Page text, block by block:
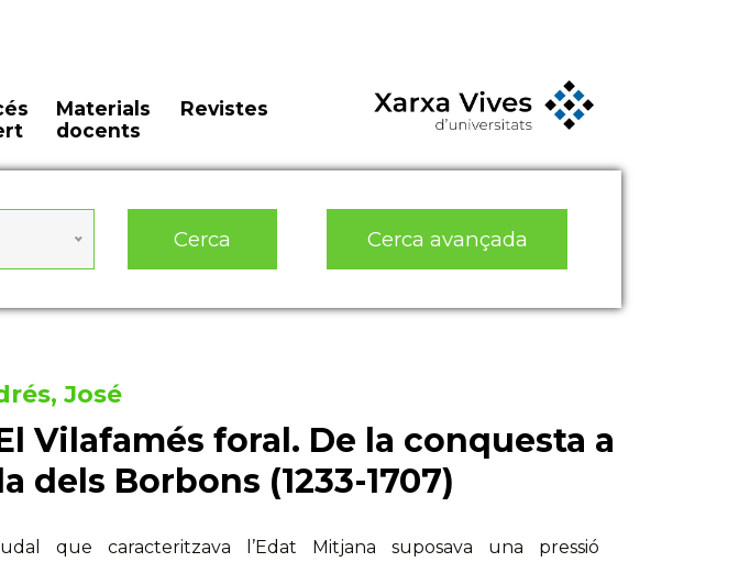
Materials
docents
Revistes
Cerca Cerca avançada
José
Vilafamés foral. De la conquesta a
dels Borbons (1233-1707)
que caracteritzava l’Edat Mitjana suposava una pressió